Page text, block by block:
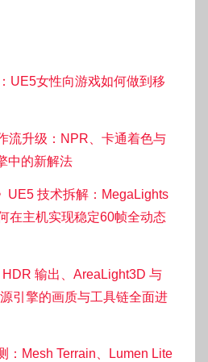
UE5女性向游戏如何做到移
流升级：NPR、卡通着色与
中的新解法
UE5 技术拆解：MegaLights
在主机实现稳定60帧全动态
输出、AreaLight3D 与
引擎的画质与工具链全面进
：Mesh Terrain、Lumen Lite